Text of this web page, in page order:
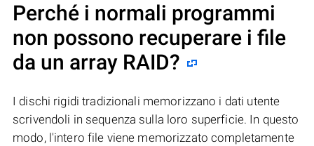
Perché i normali programmi
non possono recuperare i file
da un array RAID?
I dischi rigidi tradizionali memorizzano i dati utente
scrivendoli in sequenza sulla loro superficie. In questo
modo, l'intero file viene memorizzato completamente